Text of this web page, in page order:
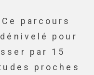
parcours
pour
par 15
proches